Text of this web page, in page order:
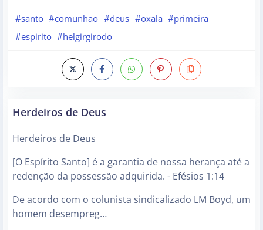
#santo #comunhao #deus #oxala #primeira
#espirito #helgirgirodo
Herdeiros de Deus
Herdeiros de Deus
[O Espírito Santo] é a garantia de nossa herança até a
redenção da possessão adquirida. - Efésios 1:14
De acordo com o colunista sindicalizado LM Boyd, um
homem desempreg…